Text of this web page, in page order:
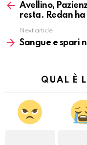
altroAvellino,
resta. Redan ha
Next article
Sangue e spari
QUAL È